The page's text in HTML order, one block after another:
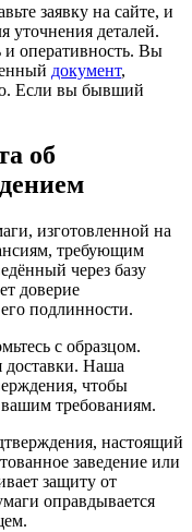
заявку на сайте, и
уточнения деталей.
оперативность. Вы
документ,
Если вы бывший
об
изготовленной на
требующим
через базу
доверие
подлинности.
с образцом.
доставки. Наша
чтобы
вашим требованиям.
настоящий
заведение или
защиту от
оправдывается